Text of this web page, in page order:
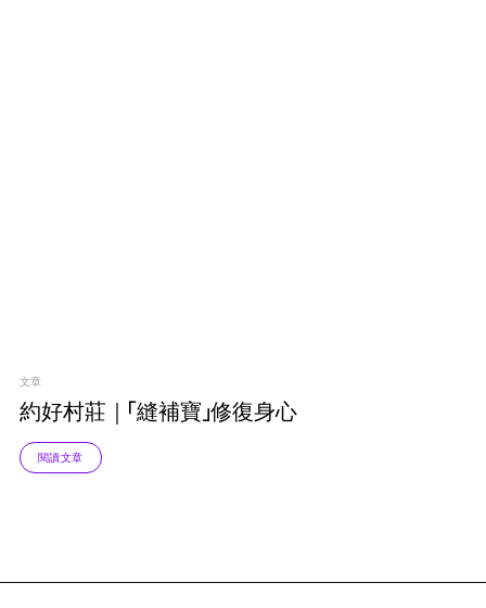
文章
約好村莊｜「縫補寶」修復身心
閱讀文章